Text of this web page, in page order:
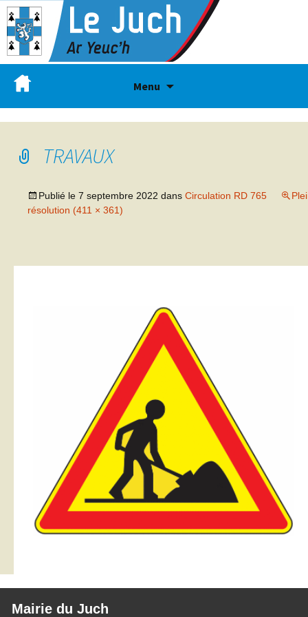
Menu
TRAVAUX
Publié le 7 septembre 2022 dans Circulation RD 765
résolution (411 × 361)
Mairie du Juch